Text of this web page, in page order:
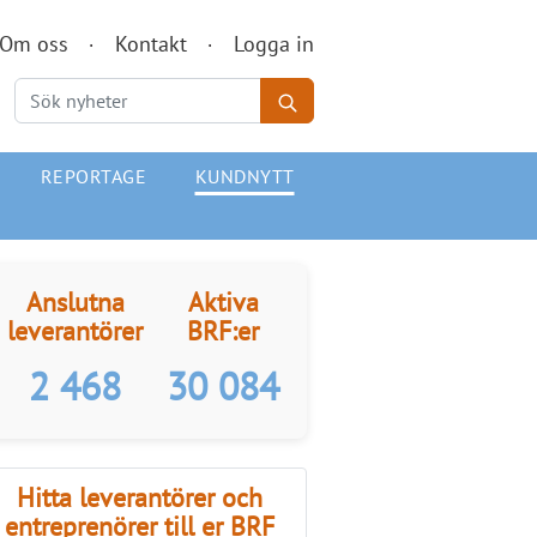
Om oss Kontakt Logga in
REPORTAGE
KUNDNYTT
Anslutna
leverantörer
2 468
Aktiva
BRF:er
30 084
Hitta leverantörer och
entreprenörer till er BRF